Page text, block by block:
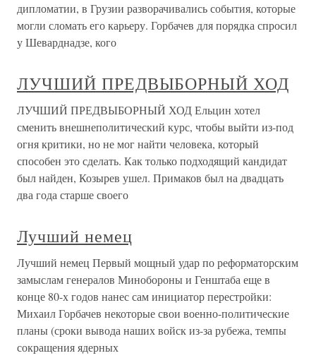
дипломатии, в Грузии разворачивались события, которые
могли сломать его карьеру. Горбачев для порядка спросил
у Шеварднадзе, кого
ЛУЧШИЙ ПРЕДВЫБОРНЫЙ ХОД
ЛУЧШИЙ ПРЕДВЫБОРНЫЙ ХОД Ельцин хотел
сменить внешнеполитический курс, чтобы выйти из-под
огня критики, но не мог найти человека, который
способен это сделать. Как только подходящий кандидат
был найден, Козырев ушел. Примаков был на двадцать
два года старше своего
Лучший немец
Лучший немец Первый мощный удар по реформаторским
замыслам генералов Минобороны и Генштаба еще в
конце 80-х годов нанес сам инициатор перестройки:
Михаил Горбачев некоторые свои военно-политические
планы (сроки вывода наших войск из-за рубежа, темпы
сокращения ядерных